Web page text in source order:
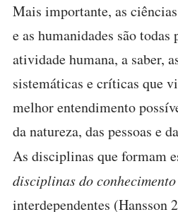
Mais importante, as
e as humanidades são todas
atividade humana, a saber,
sistemáticas e críticas que
melhor entendimento
da natureza, das pessoas e
As disciplinas que formam
disciplinas do conhecimento
interdependentes (Hansson